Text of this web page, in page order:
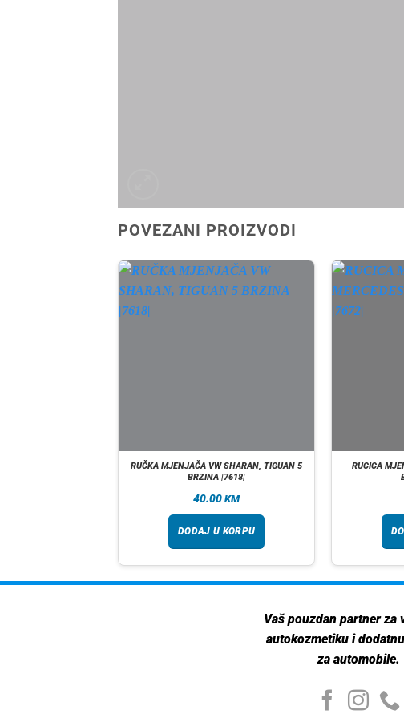
POVEZANI PROIZVODI
RUČKA MJENJAČA VW SHARAN, TIGUAN 5
BRZINA |7618|
40.00 KM
DODAJ U KORPU
RUCICA
Vaš pouzdan partner za
autokozmetiku i
za automobile.